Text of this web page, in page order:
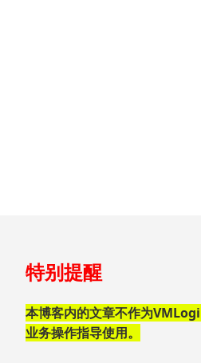
至
脚
特别提醒
本博客内的文章不作为
业务操作指导使用。